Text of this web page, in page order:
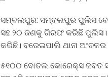
ସମ୍ବଲପୁର: ସମ୍ବଲପୁର ପୁଲିସ
ସହ ୨୦ ଜଣକୁ ଗିରଫ କରିଛି ପୁଲିସ।
କରିଛି। ବରେଇପାଲି ଥାନା
୫୧୦୦ ବୋତଲ କୋରେକ୍ସ